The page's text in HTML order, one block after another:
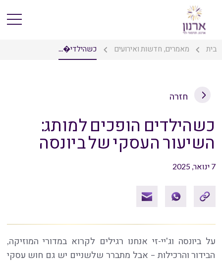
בית מאמרים, חדשות ואירועים כשהילדי�...
חזרה
כשהילדים הופכים למותג:
השיעור העסקי של ביונסה
7 ינואר, 2025
על ביונסה וג'יי-זי אנחנו רגילים לקרוא במדורי המוזיקה,
הבידור והרכילות – אבל מתברר שלשניים יש גם חוש עסקי